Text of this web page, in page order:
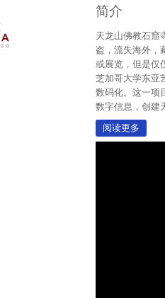
简介
天龙山佛教石窟
盗，流失海外，
或展览，但是仅
芝加哥大学东亚
数码化。这一项
数字信息，创建
阅读更多